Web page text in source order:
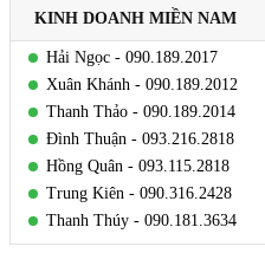
KINH DOANH MIỀN NAM
Hải Ngọc - 090.189.2017
Xuân Khánh - 090.189.2012
Thanh Thảo - 090.189.2014
Đình Thuận - 093.216.2818
Hồng Quân - 093.115.2818
Trung Kiên - 090.316.2428
Thanh Thúy - 090.181.3634